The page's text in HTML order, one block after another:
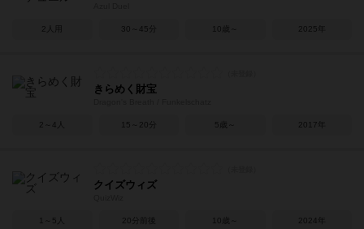
2人用 30～45分 10歳～ 2025年
きらめく財宝
2～4人 15～20分 5歳～ 2017年
クイズウィズ
1～5人 20分前後 10歳～ 2024年